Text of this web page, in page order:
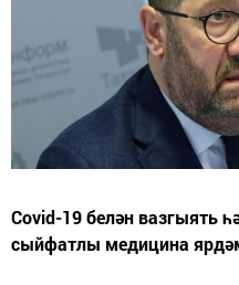
Covid-19 белән вазгыять
сыйфатлы медицина